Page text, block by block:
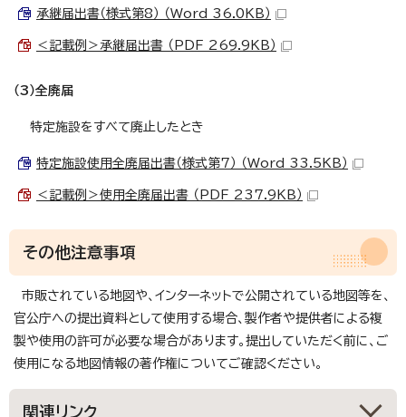
承継届出書（様式第8） （Word 36.0KB）
＜記載例＞承継届出書 （PDF 269.9KB）
（3）全廃届
特定施設をすべて廃止したとき
特定施設使用全廃届出書（様式第7） （Word 33.5KB）
＜記載例＞使用全廃届出書 （PDF 237.9KB）
その他注意事項
市販されている地図や、インターネットで公開されている地図等を、
官公庁への提出資料として使用する場合、製作者や提供者による複
製や使用の許可が必要な場合があります。提出していただく前に、ご
使用になる地図情報の著作権についてご確認ください。
関連リンク